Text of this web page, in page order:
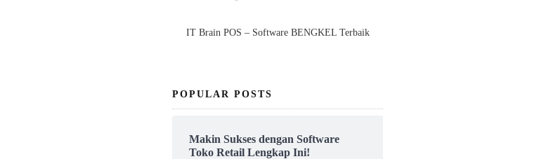
IT Brain POS – Software BENGKEL Terbaik
POPULAR POSTS
Makin Sukses dengan Software
Toko Retail Lengkap Ini!